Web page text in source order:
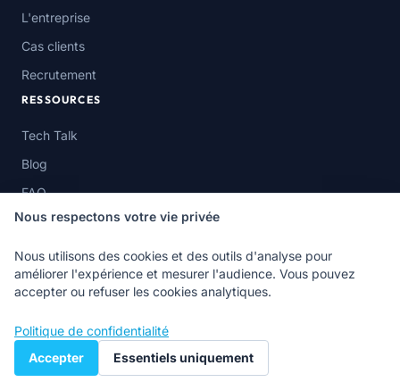
Nous respectons votre vie privée
Nous utilisons des cookies et des outils d'analyse pour
améliorer l'expérience et mesurer l'audience. Vous pouvez
accepter ou refuser les cookies analytiques.
Politique de confidentialité
Accepter
Essentiels uniquement
L'entreprise
Cas clients
Recrutement
RESSOURCES
Tech Talk
Blog
FAQ
© Cloud Inspire SAS 2026 — Rueil Malmaison, France ·
Abidjan, Côte d'Ivoire